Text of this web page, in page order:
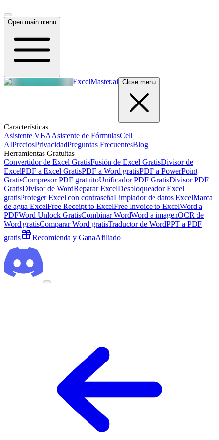
Open main menu
ExcelMaster.ai Close menu
Características
Asistente VBAAsistente de FórmulasCell
AIPreciosPrivacidadPreguntas FrecuentesBlog
Herramientas Gratuitas
Convertidor de Excel GratisFusión de Excel GratisDivisor de
ExcelPDF a Excel GratisPDF a Word gratisPDF a PowerPoint
GratisCompresor PDF gratuitoUnificador PDF GratisDivisor PDF
GratisDivisor de WordReparar ExcelDesbloqueador Excel
gratisProteger Excel con contraseñaLimpiador de datos ExcelMarca
de agua ExcelFree Receipt to ExcelFree Invoice to ExcelWord a
PDFWord Unlock GratisCombinar WordWord a imagenOCR de
Word gratisComparar Word gratisTraductor de WordPPT a PDF
gratis
Recomienda y GanaAfiliado